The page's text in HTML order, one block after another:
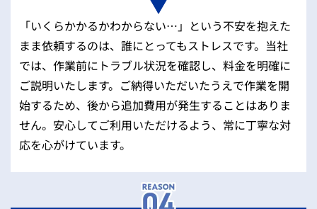
「いくらかかるかわからない…」という不安を抱えた
まま依頼するのは、誰にとってもストレスです。当社
では、作業前にトラブル状況を確認し、料金を明確に
ご説明いたします。ご納得いただいたうえで作業を開
始するため、後から追加費用が発生することはありま
せん。安心してご利用いただけるよう、常に丁寧な対
応を心がけています。